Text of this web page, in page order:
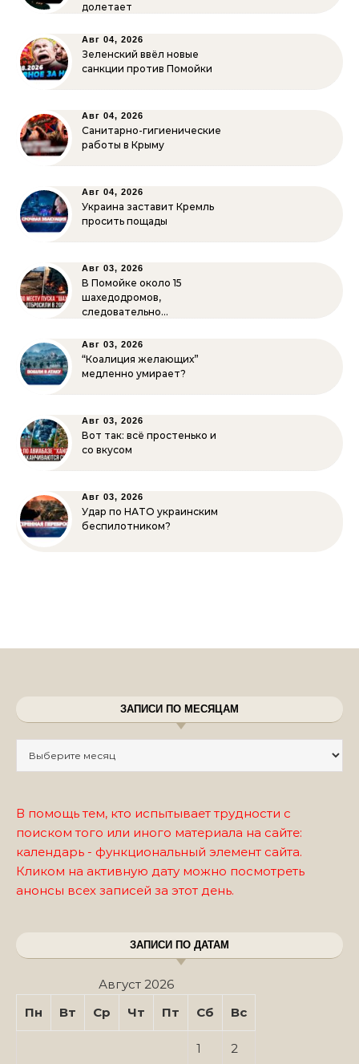
долетает
Авг 04, 2026
Зеленский ввёл новые
санкции против Помойки
Авг 04, 2026
Санитарно-гигиенические
работы в Крыму
Авг 04, 2026
Украина заставит Кремль
просить пощады
Авг 03, 2026
В Помойке около 15
шахедодромов,
следовательно…
Авг 03, 2026
“Коалиция желающих”
медленно умирает?
Авг 03, 2026
Вот так: всё простенько и
со вкусом
Авг 03, 2026
Удар по НАТО украинским
беспилотником?
ЗАПИСИ ПО МЕСЯЦАМ
В помощь тем, кто испытывает трудности с
поиском того или иного материала на сайте:
календарь - функциональный элемент сайта.
Кликом на активную дату можно посмотреть
анонсы всех записей за этот день.
ЗАПИСИ ПО ДАТАМ
Август 2026
Пн
Вт Ср Чт Пт Сб Вс
1 2